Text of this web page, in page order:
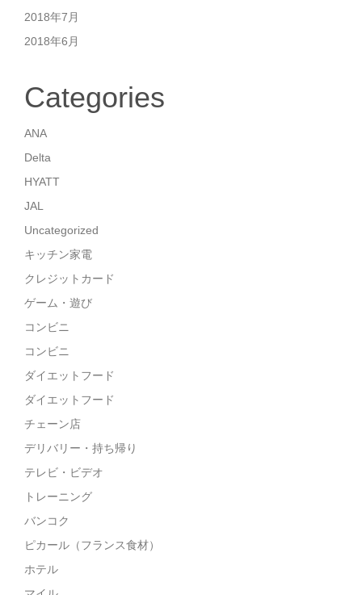
2018年7月
2018年6月
Categories
ANA
Delta
HYATT
JAL
Uncategorized
キッチン家電
クレジットカード
ゲーム・遊び
コンビニ
コンビニ
ダイエットフード
ダイエットフード
チェーン店
デリバリー・持ち帰り
テレビ・ビデオ
トレーニング
バンコク
ピカール（フランス食材）
ホテル